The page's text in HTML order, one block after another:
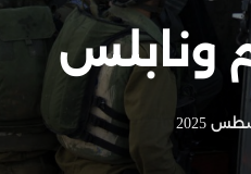
ونابلس